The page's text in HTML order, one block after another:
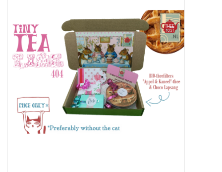
Shop-in-Shop
Tisanes (Rooibos, Kruiden &
Specerijen)